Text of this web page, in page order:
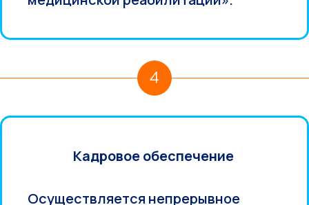
4
Кадровое обеспечение
Осуществляется непрерывное